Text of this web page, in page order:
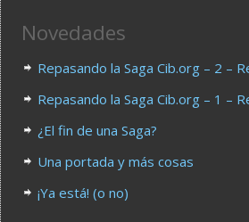
Novedades
Repasando la Saga Cib.org – 2 –
Repasando la Saga Cib.org – 1 –
¿El fin de una Saga?
Una portada y más cosas
¡Ya está! (o no)